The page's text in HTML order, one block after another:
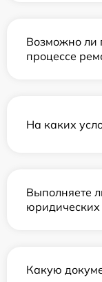
Возможно ли
процессе
На каких
Выполняете
юридических
Какую